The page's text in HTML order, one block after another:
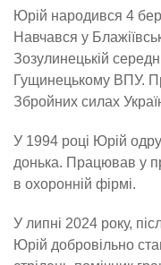
Юрій народився 4
Навчався у
Зозулинецькій
Гущинецькому ВПУ.
Збройних силах
У 1994 році Юрій
донька. Працював у
в охоронній фірмі.
У липні 2024 року,
Юрій добровільно